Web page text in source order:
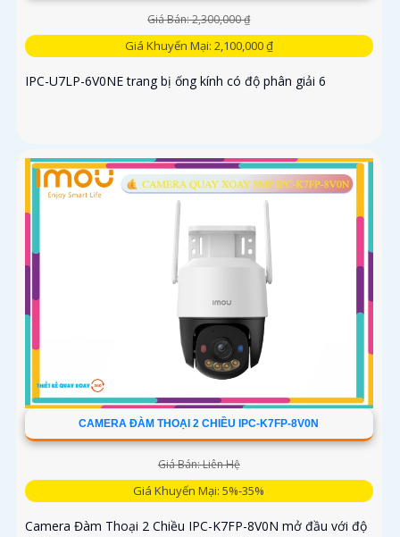
Giá Bán: 2,300,000 ₫
Giá Khuyến Mại: 2,100,000 ₫
IPC-U7LP-6V0NE trang bị ống kính có độ phân giải 6
CAMERA ĐÀM THOẠI 2 CHIỀU IPC-K7FP-8V0N
Giá Bán: Liên Hệ
Giá Khuyến Mại: 5%-35%
Camera Đàm Thoại 2 Chiều IPC-K7FP-8V0N mở đầu với độ